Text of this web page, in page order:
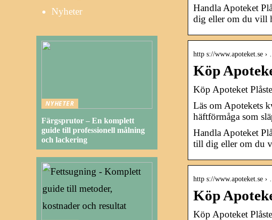
Handla Apoteket
dig eller om du vill
http s://www.apoteket.se
Köp
Köp Apoteket
Läs om Apotekets
häftförmåga som
Handla Apoteket
till dig eller om du
http s://www.apoteket.se
Köp
Köp Apoteket
Nyheter
NYHETER
Färgsprutor – En komplett
guide till professionell målning
och lackering